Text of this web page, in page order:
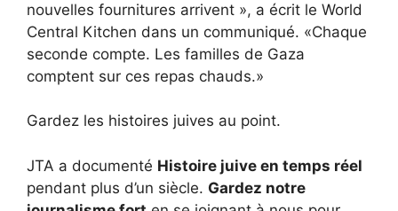
nouvelles fournitures arrivent », a écrit le World
Central Kitchen dans un communiqué. «Chaque
seconde compte. Les familles de Gaza
comptent sur ces repas chauds.»
Gardez les histoires juives au point.
JTA a documenté Histoire juive en temps réel
pendant plus d’un siècle. Gardez notre